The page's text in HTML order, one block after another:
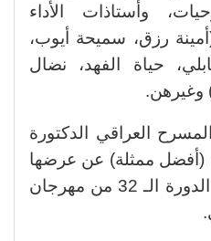
وأستاذات الأداء
رزق، سميحة أيوب،
حياة الفهد، نضال
وغيرهن.
العراقي الدكتورة
ممثلة) عن عرضها
المسرحي (سيرك)، في الدورة الـ 32 من مهرجان